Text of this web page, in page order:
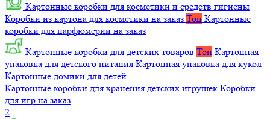
Картонные коробки для косметики и средств гигиены
Коробки из картона для косметики на заказ Топ Картонные
коробки для парфюмерии на заказ
Картонные коробки для детских товаров Топ Картонная
упаковка для детского питания Картонная упаковка для кукол
Картонные домики для детей
Картонные коробки для хранения детских игрушек Коробки
для игр на заказ
2